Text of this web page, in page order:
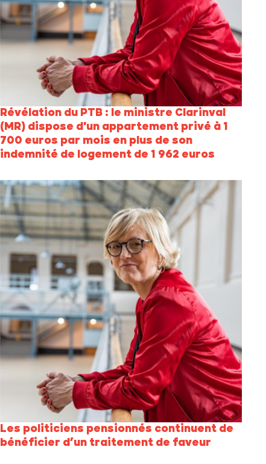
Révélation du PTB : le ministre Clarinval
(MR) dispose d'un appartement privé à 1
700 euros par mois en plus de son
indemnité de logement de 1 962 euros
Les politiciens pensionnés continuent de
bénéficier d’un traitement de faveur